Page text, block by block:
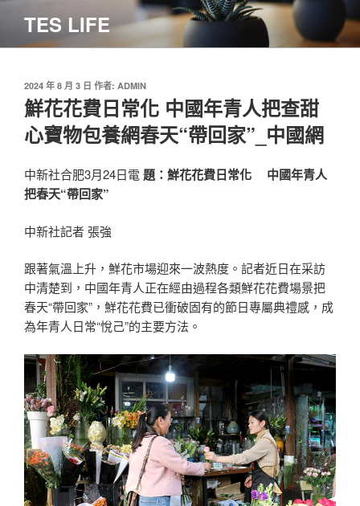
主
TES LIFE
發
佈
於
2024 年 8 月 3 日 作者: ADMIN
鮮花花費日常化 中國年青人把查甜
心寶物包養網春天“帶回家”_中國網
中新社合肥3月24日電題：鮮花花費日常化 中國年青人
把春天“帶回家”
中新社記者 張強
跟著氣溫上升，鮮花市場迎來一波熱度。記者近日在采訪
中清楚到，中國年青人正在經由過程各類鮮花花費場景把
春天“帶回家”，鮮花花費已衝破固有的節日專屬典禮感，成
為年青人日常“悅己”的主要方法。